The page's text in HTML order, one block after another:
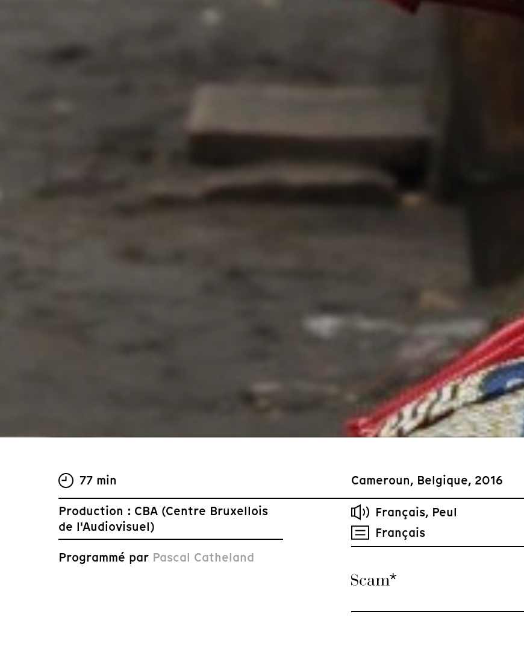
77 min
Cameroun, Belgique, 2016
Production : CBA (Centre Bruxellois
de l'Audiovisuel)
Programmé par Pascal Catheland
Français, Peul
Français